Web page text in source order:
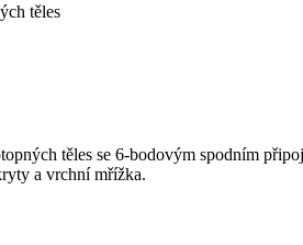
těles
těles se 6-bodovým spodním
a vrchní mřížka.